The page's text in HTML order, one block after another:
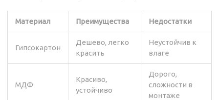
Материал Преимущества Недостатки
Гипсокартон
Дешево, легко
красить
Неустойчив к
влаге
МДФ
Красиво,
устойчиво
Дорого,
сложности в
монтаже